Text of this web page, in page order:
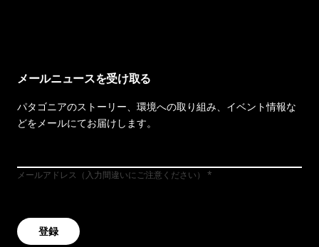
メールニュースを受け取る
パタゴニアのストーリー、環境への取り組み、イベント情報な
どをメールにてお届けします。
メールアドレス（入力間違いにご注意ください）
登録